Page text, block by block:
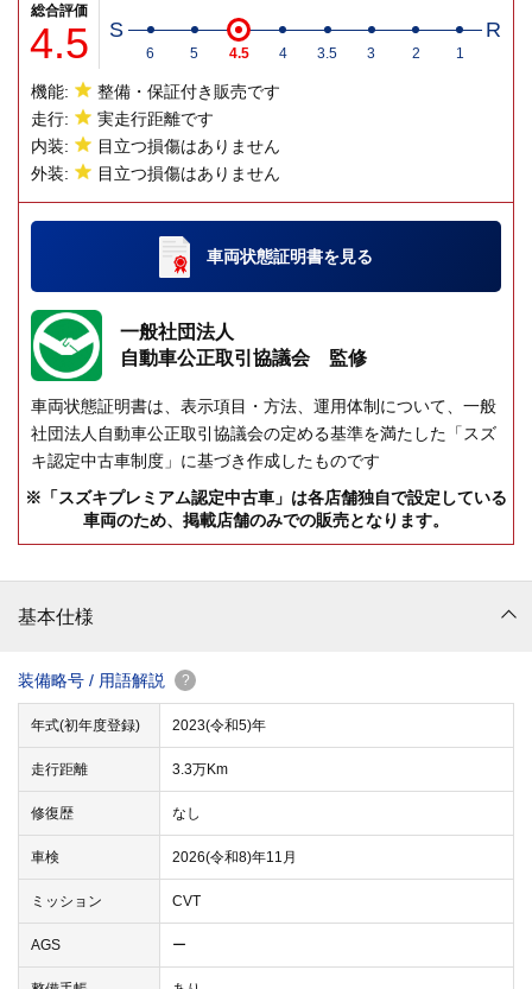
総合評価
4.5 S R
6 5 4.5 4 3.5 3 2 1
機能:
整備・保証付き販売です
走行:
実走行距離です
内装:
目立つ損傷はありません
外装:
目立つ損傷はありません
車両状態証明書を見る
一般社団法人
自動車公正取引協議会 監修
車両状態証明書は、表示項目・方法、運用体制について、一般
社団法人自動車公正取引協議会の定める基準を満たした「スズ
キ認定中古車制度」に基づき作成したものです
※「スズキプレミアム認定中古車」は各店舗独自で設定している
車両のため、掲載店舗のみでの販売となります。
基本仕様
装備略号 / 用語解説 ?
年式(初年度登録) 2023(令和5)年
走行距離 3.3万Km
修復歴 なし
車検 2026(令和8)年11月
ミッション CVT
AGS ー